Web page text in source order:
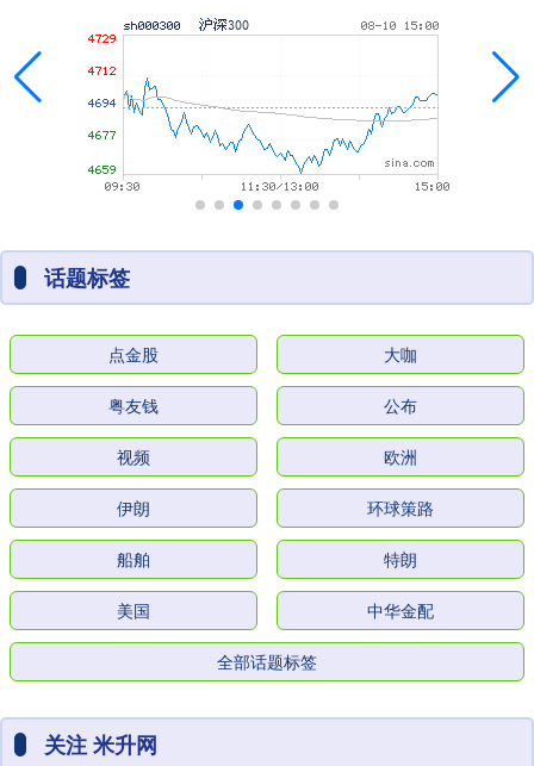
话题标签
点金股 大咖
粤友钱 公布
视频 欧洲
伊朗 环球策路
船舶 特朗
美国 中华金配
全部话题标签
关注 米升网